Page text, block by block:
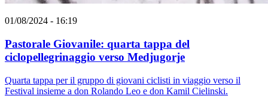
01/08/2024 - 16:19
Pastorale Giovanile: quarta tappa del
ciclopellegrinaggio verso Medjugorje
Quarta tappa per il gruppo di giovani ciclisti in viaggio verso il
Festival insieme a don Rolando Leo e don Kamil Cielinski.